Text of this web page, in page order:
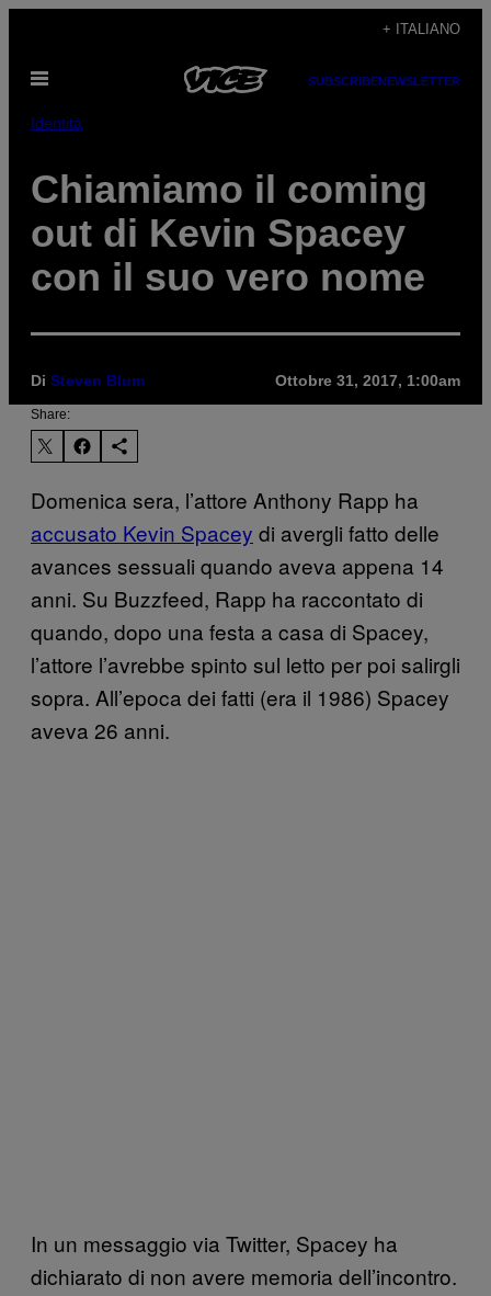
contenuto
+ ITALIANO
Apri
SUBSCRIBENEWSLETTER
Identità
Chiamiamo il coming
out di Kevin Spacey
con il suo vero nome
Di Steven Blum Ottobre 31, 2017, 1:00am
Share:
Domenica sera, l’attore Anthony Rapp ha
accusato Kevin Spacey di avergli fatto delle
avances sessuali quando aveva appena 14
anni. Su Buzzfeed, Rapp ha raccontato di
quando, dopo una festa a casa di Spacey,
l’attore l’avrebbe spinto sul letto per poi salirgli
sopra. All’epoca dei fatti (era il 1986) Spacey
aveva 26 anni.
In un messaggio via Twitter, Spacey ha
dichiarato di non avere memoria dell’incontro.